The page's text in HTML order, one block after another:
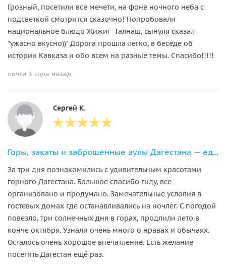
Грозный, посетили все мечети, на фоне ночного неба с
подсветкой смотрится сказочно! Попробовали
национальное блюдо Жижиг -Галнаш, сынуля сказал
"ужасно вкусно))" Дорога прошла легко, в беседе об
истории Кавказа и обо всем на разные темы. Спасибо!!!!!
почти 3 года назад
Сергей К.
Горы, закаты и заброшенные аулы Дагестана — едем в горы на выходные
За три дня познакомились с удивительным красотами
горного Дагестана. Большое спасибо гиду, все
организовано и продумано. Замечательные условия в
гостевых домах где останавливались на ночлег. С погодой
повезло, три солнечных дня в горах, продлили лето в
конче октября. Узнали очень много о нравах и обычаях.
Осталось очень хорошое впечатление. Есть желание
посетить Дагестан ещё раз.